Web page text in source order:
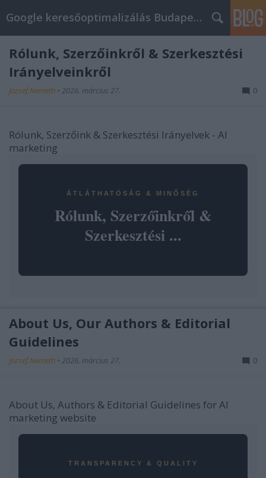
Google keresőoptimalizálás Budapest, online market
Rólunk, Szerzőinkről & Szerkesztési
Irányelveinkről
Jozsef.Nemeth • 2026. március 27. 0
Rólunk, Szerzőink & Szerkesztési Irányelvek - AI
marketing
ÁTLÁTHATÓSÁG & MINŐSÉG
Rólunk, Szerzőinkről &
Szerkesztési ...
About Us, Our Authors & Editorial
Guidelines
Jozsef.Nemeth • 2026. március 27. 0
About Us, Authors & Editorial Guidelines for AI
marketing website
TRANSPARENCY & QUALITY